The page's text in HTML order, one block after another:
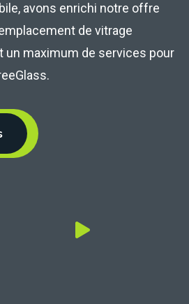
avons enrichi notre offre
de vitrage
un maximum de services pour